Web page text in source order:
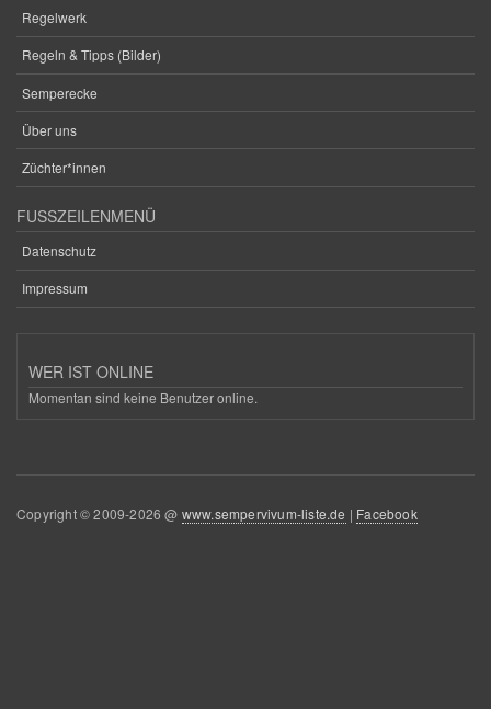
Regelwerk
Regeln & Tipps (Bilder)
Semperecke
Über uns
Züchter*innen
FUSSZEILENMENÜ
Datenschutz
Impressum
WER IST ONLINE
Momentan sind keine Benutzer online.
Copyright © 2009-2026 @ www.sempervivum-liste.de | Facebook